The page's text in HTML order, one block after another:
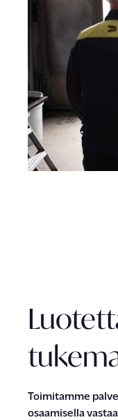
Toimitamme
osaamisella